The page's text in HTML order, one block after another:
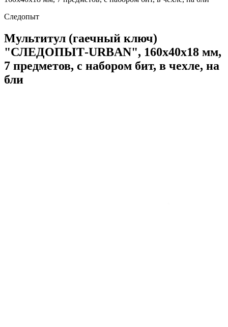
Следопыт
Мультитул (гаечный ключ)
"СЛЕДОПЫТ-URBAN", 160х40х18 мм,
7 предметов, с набором бит, в чехле, на
бли